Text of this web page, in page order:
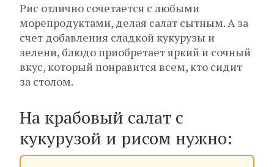
Рис отлично сочетается с любыми
морепродуктами, делая салат сытным. А за
счет добавления сладкой кукурузы и
зелени, блюдо приобретает яркий и сочный
вкус, который понравится всем, кто сидит
за столом.
На крабовый салат с
кукурузой и рисом нужно: